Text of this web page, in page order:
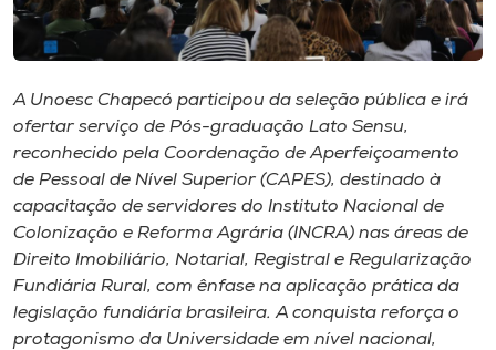
Cultura
CPA
Biblioteca
Editora
Rádio
A Unoesc Chapecó participou da seleção pública e irá
ofertar serviço de Pós-graduação Lato Sensu,
reconhecido pela Coordenação de Aperfeiçoamento
de Pessoal de Nível Superior (CAPES), destinado à
capacitação de servidores do Instituto Nacional de
Colonização e Reforma Agrária (INCRA) nas áreas de
Direito Imobiliário, Notarial, Registral e Regularização
Fundiária Rural, com ênfase na aplicação prática da
legislação fundiária brasileira. A conquista reforça o
protagonismo da Universidade em nível nacional,